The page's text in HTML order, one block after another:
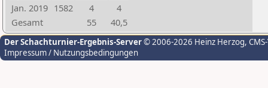
Jan. 2019 1582 4
4
Gesamt
55 40,5
Der Schachturnier-Ergebnis-Server© 2006-2026 Heinz Herzog,
Impressum / Nutzungsbedingungen